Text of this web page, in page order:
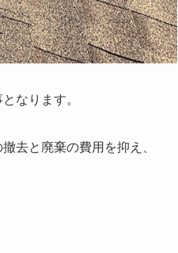
なります。
去と廃棄の費用を抑え、